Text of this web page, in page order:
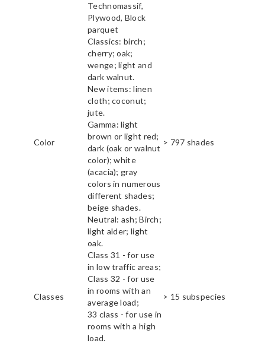
Technomassif,
Plywood, Block
parquet
Color
Classics: birch;
cherry; oak;
wenge; light and
dark walnut.
New items: linen
cloth; coconut;
jute.
Gamma: light
brown or light red;
dark (oak or walnut
color); white
(acacia); gray
colors in numerous
different shades;
beige shades.
Neutral: ash; Birch;
light alder; light
oak.
> 797 shades
Classes
Class 31 - for use
in low traffic areas;
Class 32 - for use
in rooms with an
average load;
33 class - for use in
rooms with a high
load.
> 15 subspecies